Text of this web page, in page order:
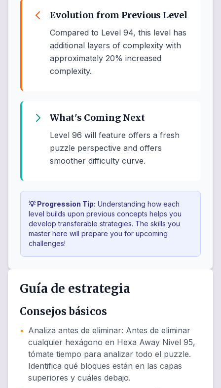
Evolution from Previous Level
Compared to Level 94, this level has
additional layers of complexity with
approximately 20% increased
complexity.
What's Coming Next
Level 96 will feature offers a fresh
puzzle perspective and offers
smoother difficulty curve.
💡 Progression Tip: Understanding how each
level builds upon previous concepts helps you
develop transferable strategies. The skills you
master here will prepare you for upcoming
challenges!
Guía de estrategia
Consejos básicos
• Analiza antes de eliminar: Antes de eliminar
cualquier hexágono en Hexa Away Nivel 95,
tómate tiempo para analizar todo el puzzle.
Identifica qué bloques están en las capas
superiores y cuáles debajo.